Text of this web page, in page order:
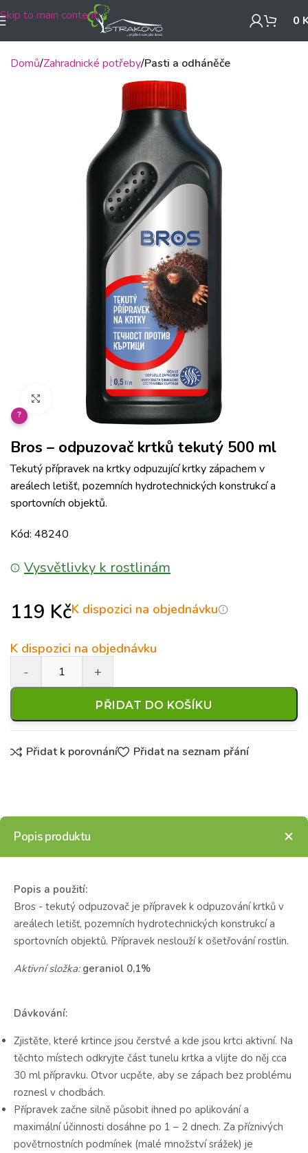
Skip to main content 0
Domů Zahradnické potřeby Pasti a odháněče
Klikněte pro zvětšení
?
Bros – odpuzovač krtků tekutý 500 ml
Tekutý přípravek na krtky odpuzující krtky zápachem v
areálech letišť, pozemních hydrotechnických konstrukcí a
sportovních objektů.
Kód: 48240
Vysvětlivky k rostlinám
119 KčK dispozici na objednávku
K dispozici na objednávku
PŘIDAT DO KOŠÍKU
Přidat k porovnání Přidat na seznam přání
Popis produktu
Popis a použití:
Bros - tekutý odpuzovač je přípravek k odpuzování krtků v
areálech letišť, pozemních hydrotechnických konstrukcí a
sportovních objektů. Přípravek neslouží k ošetřování rostlin.
Aktivní složka: geraniol 0,1%
Dávkování:
Zjistěte, které krtince jsou čerstvé a kde jsou krtci aktivní. Na
těchto místech odkryjte část tunelu krtka a vlijte do něj cca
30 ml přípravku. Otvor ucpěte, aby se zápach bez problému
roznesl v chodbách.
Přípravek začne silně působit ihned po aplikování a
maximální účinnosti dosáhne po 1 – 2 dnech. Za příznivých
povětrnostních podmínek (malé množství srážek) je